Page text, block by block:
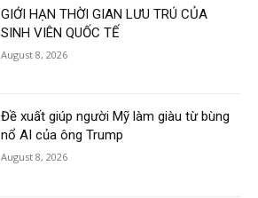
GIỚI HẠN THỜI GIAN LƯU TRÚ CỦA
SINH VIÊN QUỐC TẾ
August 8, 2026
Đề xuất giúp người Mỹ làm giàu từ bùng
nổ AI của ông Trump
August 8, 2026